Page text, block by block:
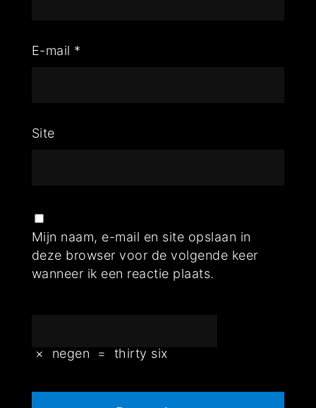
E-mail *
Site
Mijn naam, e-mail en site opslaan in
deze browser voor de volgende keer
wanneer ik een reactie plaats.
× negen = thirty six